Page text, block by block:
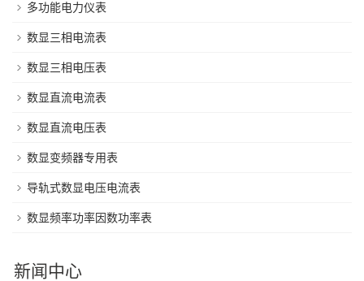
多功能电力仪表
数显三相电流表
数显三相电压表
数显直流电流表
数显直流电压表
数显变频器专用表
导轨式数显电压电流表
数显频率功率因数功率表
新闻中心